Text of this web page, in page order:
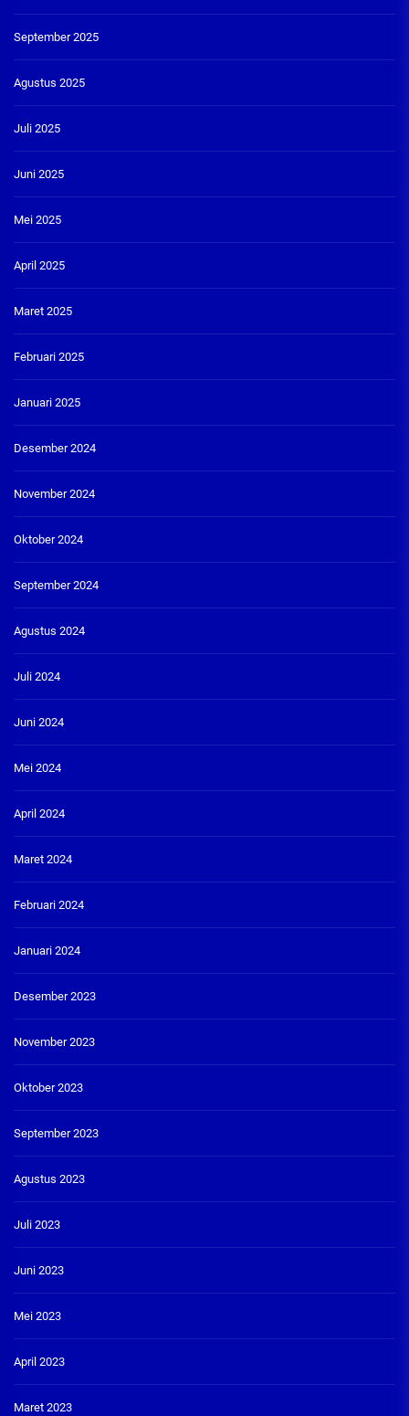
September 2025
Agustus 2025
Juli 2025
Juni 2025
Mei 2025
April 2025
Maret 2025
Februari 2025
Januari 2025
Desember 2024
November 2024
Oktober 2024
September 2024
Agustus 2024
Juli 2024
Juni 2024
Mei 2024
April 2024
Maret 2024
Februari 2024
Januari 2024
Desember 2023
November 2023
Oktober 2023
September 2023
Agustus 2023
Juli 2023
Juni 2023
Mei 2023
April 2023
Maret 2023